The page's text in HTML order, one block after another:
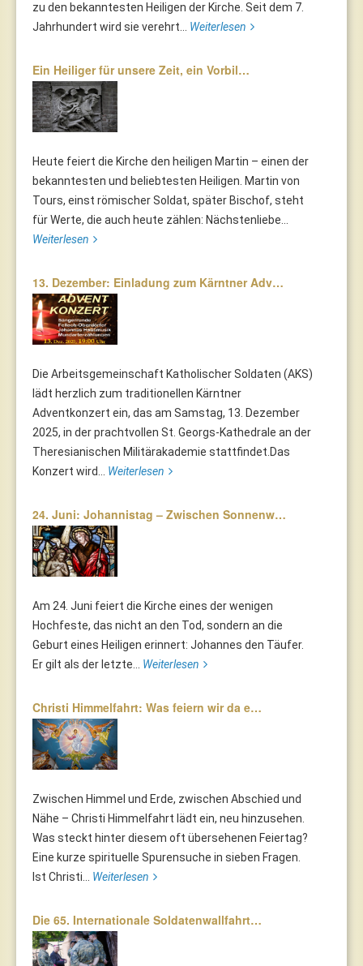
zu den bekanntesten Heiligen der Kirche. Seit dem 7.
Jahrhundert wird sie verehrt... Weiterlesen
Ein Heiliger für unsere Zeit, ein Vorbil…
Heute feiert die Kirche den heiligen Martin – einen der
bekanntesten und beliebtesten Heiligen. Martin von
Tours, einst römischer Soldat, später Bischof, steht
für Werte, die auch heute zählen: Nächstenliebe...
Weiterlesen
13. Dezember: Einladung zum Kärntner Adv…
Die Arbeitsgemeinschaft Katholischer Soldaten (AKS)
lädt herzlich zum traditionellen Kärntner
Adventkonzert ein, das am Samstag, 13. Dezember
2025, in der prachtvollen St. Georgs-Kathedrale an der
Theresianischen Militärakademie stattfindet.Das
Konzert wird... Weiterlesen
24. Juni: Johannistag – Zwischen Sonnenw…
Am 24. Juni feiert die Kirche eines der wenigen
Hochfeste, das nicht an den Tod, sondern an die
Geburt eines Heiligen erinnert: Johannes den Täufer.
Er gilt als der letzte... Weiterlesen
Christi Himmelfahrt: Was feiern wir da e…
Zwischen Himmel und Erde, zwischen Abschied und
Nähe – Christi Himmelfahrt lädt ein, neu hinzusehen.
Was steckt hinter diesem oft übersehenen Feiertag?
Eine kurze spirituelle Spurensuche in sieben Fragen.
Ist Christi... Weiterlesen
Die 65. Internationale Soldatenwallfahrt…